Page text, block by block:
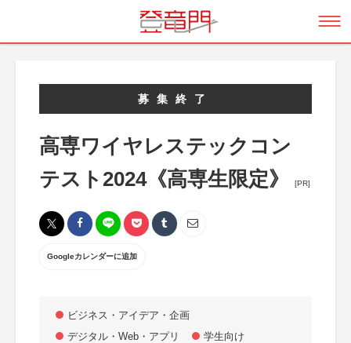
募集終了
高専ワイヤレステックコン
テスト2024《高専生限定》
[PR]
Googleカレンダーに追加
ビジネス・アイデア・企画
デジタル・Web・アプリ
学生向け